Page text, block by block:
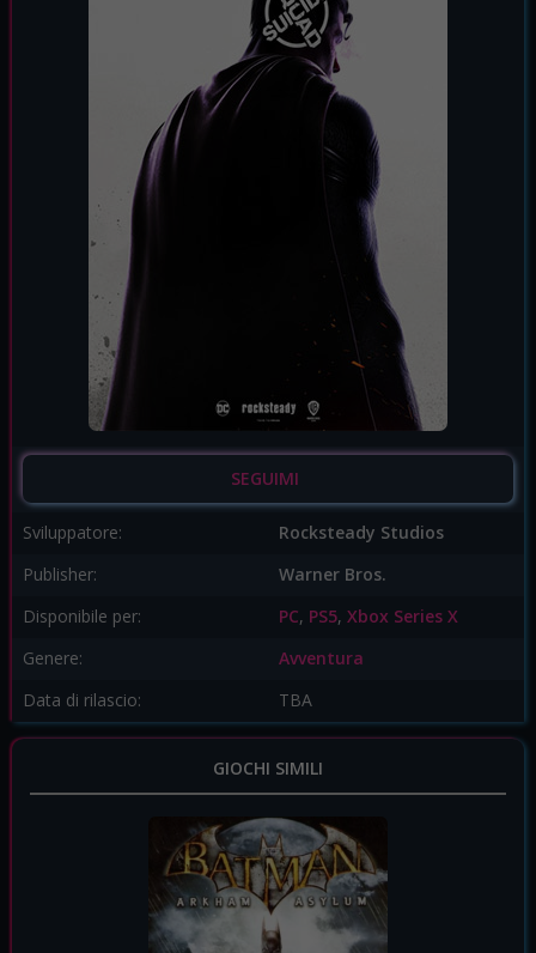
SEGUIMI
Sviluppatore:
Rocksteady Studios
Publisher:
Warner Bros.
Disponibile per:
PC, PS5, Xbox Series X
Genere:
Avventura
Data di rilascio:
TBA
GIOCHI SIMILI